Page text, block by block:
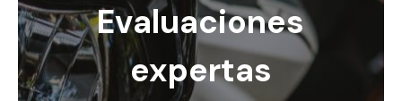
Evaluaciones
expertas